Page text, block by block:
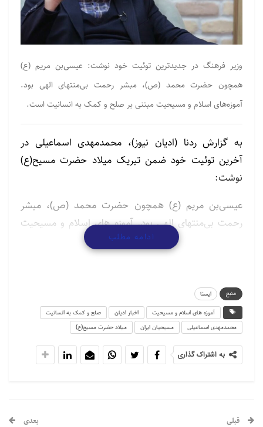
وزیر فرهنگ در جدیدترین توئیت خود نوشت: عیسی‌بن مریم (ع)
همچون حضرت محمد (ص)، مبشر رحمت بی‌منتهای الهی بود.
آموزه‌های اسلام و مسیحیت مبتنی بر صلح و کمک به انسانیت است.
به گزارش ردنا (ادیان نیوز)، محمدمهدی اسماعیلی در
آخرین توئیت خود ضمن تبریک میلاد حضرت مسیح(ع)
نوشت:
عیسی‌بن مریم (ع) همچون حضرت محمد (ص)، مبشر
رحمت بی‌منتهای الهی بود. آموزه های اسلام و مسیحیت
مبتنیصلح و کمک به انسانیت است. آنچه امروز آن را در
میان فریادهای انسان‌های موحد و آزادی خواه جهان در
مطالب مرتبط
کمتری…
ادامه مطلب
منبع
ایسنا
آموزه های اسلام و مسیحیت
اخبار ادیان
صلح و کمک به انسانیت
محمدمهدی اسماعیلی
مسیحیان ایران میلاد حضرت مسیح(ع)
به اشتراک گذاری
قبلی بعدی